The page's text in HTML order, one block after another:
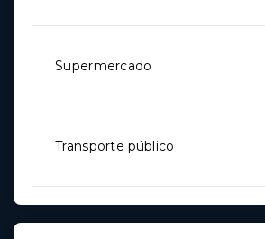
Supermercado
Transporte público